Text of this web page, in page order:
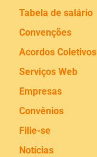
Tabela de salário
Convenções
Acordos Coletivos
Serviços Web
Empresas
Convênios
Filie-se
Notícias